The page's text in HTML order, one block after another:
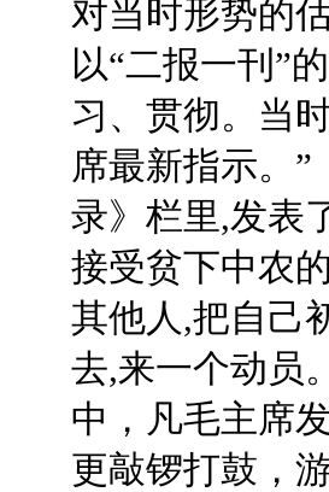
对当时形势的
以“二报一刊”
习、贯彻。当
席最新指示。
录》栏里,发表
接受贫下中农
其他人,把自己
去,来一个动员
中，凡毛主席
更敲锣打鼓，